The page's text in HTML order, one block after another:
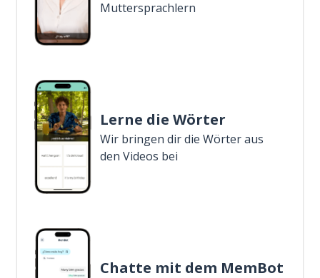
Muttersprachlern
Lerne die Wörter
Wir bringen dir die Wörter aus
den Videos bei
Chatte mit dem MemBot